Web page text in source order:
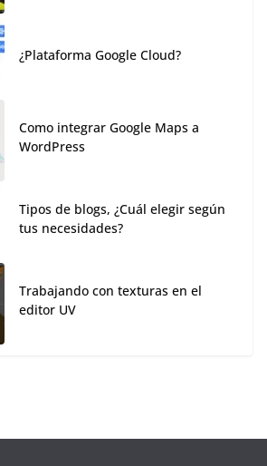
¿Plataforma Google Cloud?
Como integrar Google Maps a
WordPress
Tipos de blogs, ¿Cuál elegir según
tus necesidades?
Trabajando con texturas en el
editor UV